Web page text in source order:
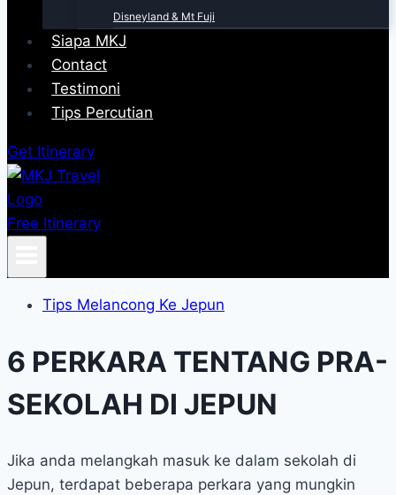
Disneyland & Mt Fuji
Siapa MKJ
Contact
Testimoni
Tips Percutian
Get Itinerary
Free Itinerary
Tips Melancong Ke Jepun
6 PERKARA TENTANG PRA-
SEKOLAH DI JEPUN
Jika anda melangkah masuk ke dalam sekolah di
Jepun, terdapat beberapa perkara yang mungkin